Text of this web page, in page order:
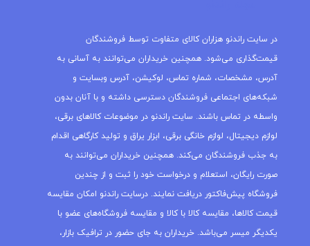
در سایت راندنو هزاران کالای متفاوت توسط فروشندگان
قیمت‌گذاری می‌شود. همچنین خریداران می‌توانند به آسانی به
آدرس، مشخصات، شماره تماس، لوکیشن، آدرس وبسایت و
شبکه‌های اجتماعی فروشندگان دسترسی داشته و با آنان بدون
واسطه در تماس باشند. سایت راندنو در موضوعات کالاهای برقی،
لوازم دیجیتال، لوازم خانگی برقی، ابزار یراق و تولید کارگاهی اقدام
به جذب فروشندگان می‌کند. همچنین خریداران می‌توانند به
صورت رایگان، استعلام و درخواست خود را ثبت و از چندین
فروشگاه پیش‌فاکتور دریافت نمایند. درسایت راندنو امکان مقایسه
قیمت کالاها، مقایسه کالا با کالا و مقایسه فروشگاه‌های عضو با
یکدیگر میسر می‌باشد. خریداران به جای حضور در ترافیک بازار،